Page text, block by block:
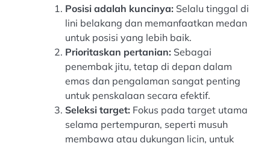
Posisi adalah kuncinya: Selalu tinggal di
lini belakang dan memanfaatkan medan
untuk posisi yang lebih baik.
Prioritaskan pertanian: Sebagai
penembak jitu, tetap di depan dalam
emas dan pengalaman sangat penting
untuk penskalaan secara efektif.
Seleksi target: Fokus pada target utama
selama pertempuran, seperti musuh
membawa atau dukungan licin, untuk